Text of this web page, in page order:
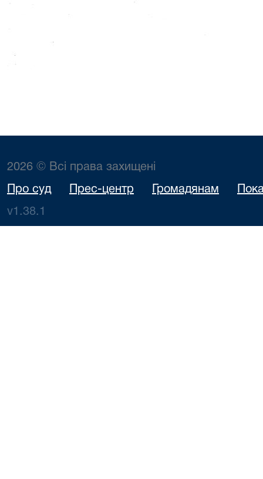
2026 © Всі права захищені
Про суд Прес-центр Громадянам
v1.38.1